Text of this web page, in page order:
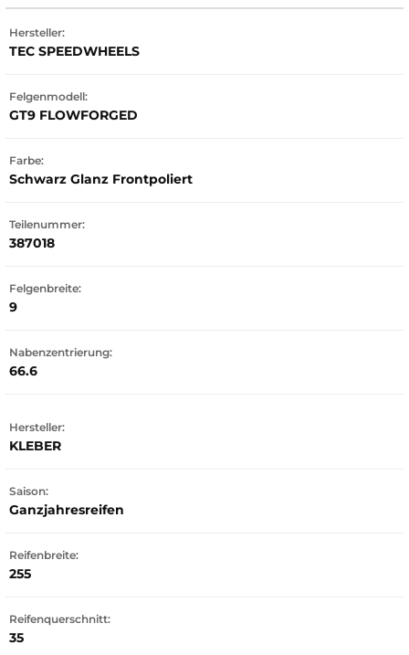
Hersteller:
TEC SPEEDWHEELS
Felgenmodell:
GT9 FLOWFORGED
Farbe:
Schwarz Glanz Frontpoliert
Teilenummer:
387018
Felgenbreite:
9
Nabenzentrierung:
66.6
Hersteller:
KLEBER
Saison:
Ganzjahresreifen
Reifenbreite:
255
Reifenquerschnitt:
35